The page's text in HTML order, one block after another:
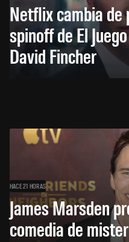
Netflix cambia de
spinoff de El
David Fincher
HACE 21 HORAS
James Marsden
comedia de